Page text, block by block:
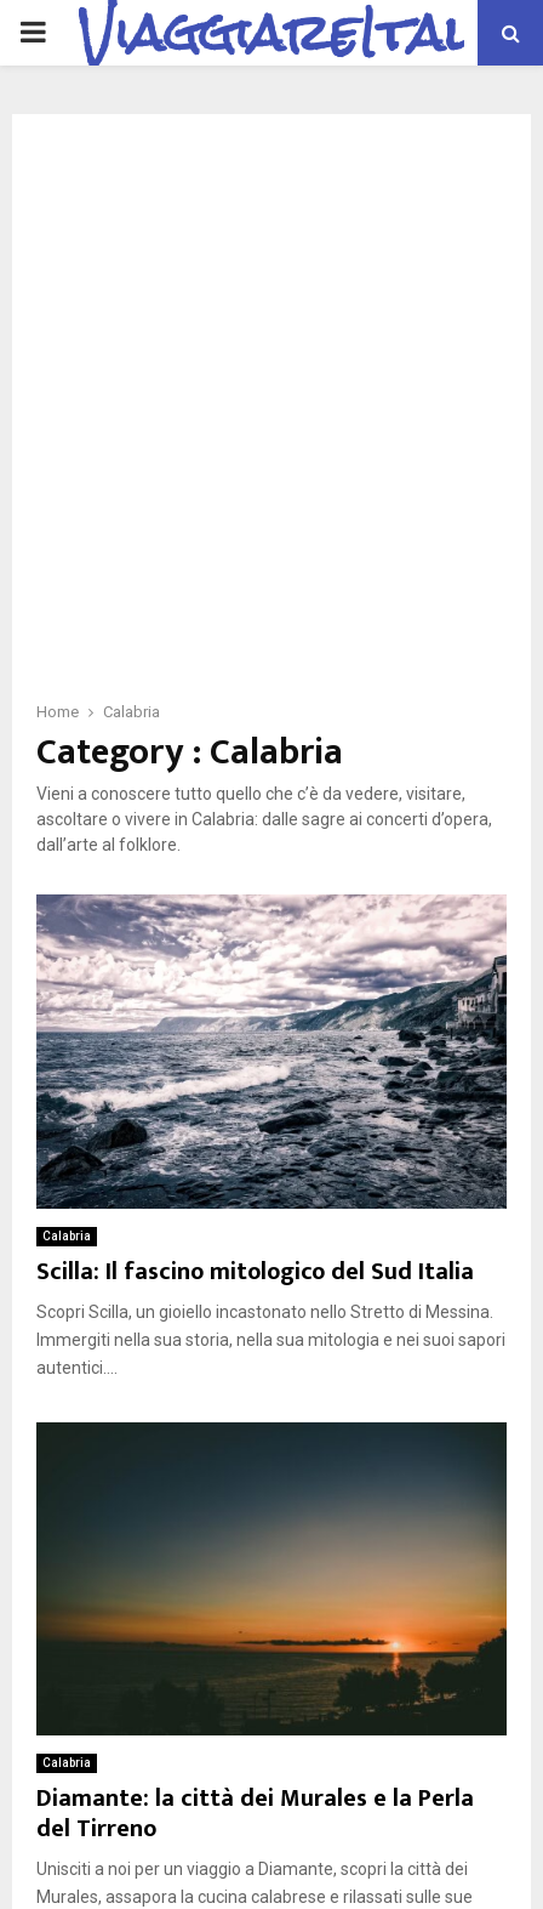
PRIMARYViaggiareItalia
Home Calabria
Category : Calabria
Vieni a conoscere tutto quello che c’è da vedere, visitare,
ascoltare o vivere in Calabria: dalle sagre ai concerti d’opera,
dall’arte al folklore.
Calabria
Scilla: Il fascino mitologico del Sud Italia
Scopri Scilla, un gioiello incastonato nello Stretto di Messina.
Immergiti nella sua storia, nella sua mitologia e nei suoi sapori
autentici....
Calabria
Diamante: la città dei Murales e la Perla
del Tirreno
Unisciti a noi per un viaggio a Diamante, scopri la città dei
Murales, assapora la cucina calabrese e rilassati sulle sue